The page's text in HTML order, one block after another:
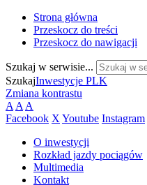
Strona główna
Przeskocz do treści
Przeskocz do nawigacji
Szukaj w serwisie...
SzukajInwestycje PLK
Zmiana kontrastu
A A A
Facebook X Youtube Instagram
O inwestycji
Rozkład jazdy pociągów
Multimedia
Kontakt